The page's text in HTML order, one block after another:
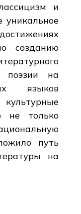
и
уникальное
созданию
поэзии на
языков
не только
путь
на